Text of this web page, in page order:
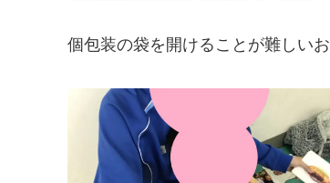
個包装の袋を開けることが難しい